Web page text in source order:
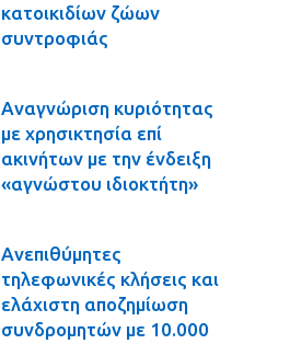
κατοικιδίων ζώων
συντροφιάς
Αναγνώριση κυριότητας
με χρησικτησία επί
ακινήτων με την ένδειξη
«αγνώστου ιδιοκτήτη»
Ανεπιθύμητες
τηλεφωνικές κλήσεις και
ελάχιστη αποζημίωση
συνδρομητών με 10.000